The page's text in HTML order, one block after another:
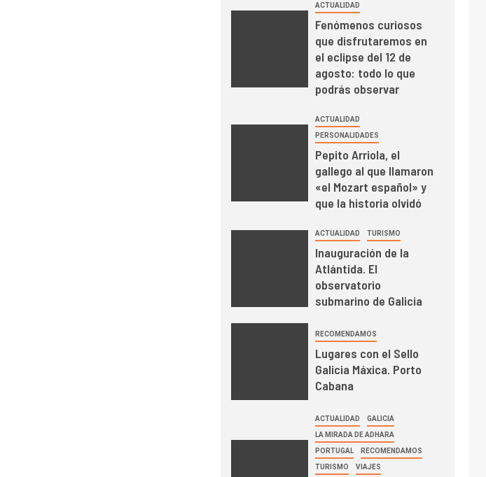
ACTUALIDAD
Fenómenos curiosos
que disfrutaremos en
el eclipse del 12 de
agosto: todo lo que
podrás observar
ACTUALIDAD
PERSONALIDADES
Pepito Arriola, el
gallego al que llamaron
«el Mozart español» y
que la historia olvidó
ACTUALIDAD TURISMO
Inauguración de la
Atlántida. El
observatorio
submarino de Galicia
RECOMENDAMOS
Lugares con el Sello
Galicia Máxica. Porto
Cabana
ACTUALIDAD GALICIA
LA MIRADA DE ADHARA
PORTUGAL RECOMENDAMOS
TURISMO VIAJES